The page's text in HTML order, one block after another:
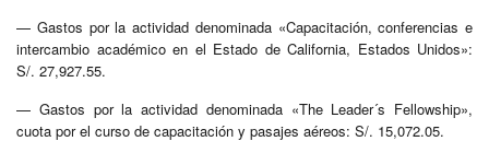
— Gastos por la actividad denominada «Capacitación, conferencias e
intercambio académico en el Estado de California, Estados Unidos»:
S/. 27,927.55.
— Gastos por la actividad denominada «The Leader´s Fellowship»,
cuota por el curso de capacitación y pasajes aéreos: S/. 15,072.05.